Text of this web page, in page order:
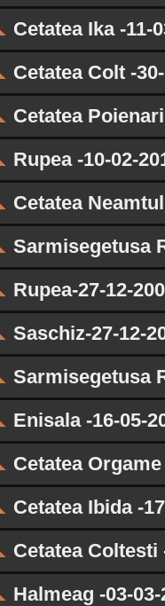
Cetatea Ika -11-
Cetatea Colt -
Cetatea
Rupea -10-02-
Cetatea
Sarmisegetusa
Rupea-27-12-
Saschiz-27-12-
Sarmisegetusa
Enisala -16-05-
Cetatea Orgame
Cetatea Ibida -
Cetatea Coltesti
Halmeag -03-03-